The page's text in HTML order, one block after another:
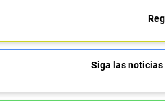
Siga las noticias